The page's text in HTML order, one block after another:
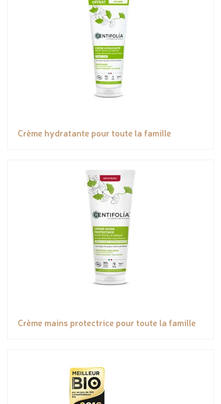
Crème hydratante pour toute la famille
Crème mains protectrice pour toute la famille